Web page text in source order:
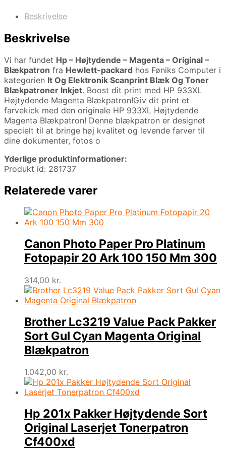
Beskrivelse
Beskrivelse
Vi har fundet Hp – Højtydende – Magenta – Original –
Blækpatron fra Hewlett-packard hos Føniks Computer i
kategorien It Og Elektronik Scanprint Blæk Og Toner
Blækpatroner Inkjet. Boost dit print med HP 933XL
Højtydende Magenta Blækpatron!Giv dit print et
farvekick med den originale HP 933XL Højtydende
Magenta Blækpatron! Denne blækpatron er designet
specielt til at bringe høj kvalitet og levende farver til
dine dokumenter, fotos o
Yderlige produktinformationer:
Produkt id: 281737
Relaterede varer
Canon Photo Paper Pro Platinum
Fotopapir 20 Ark 100 150 Mm 300
314,00 kr.
Brother Lc3219 Value Pack Pakker
Sort Gul Cyan Magenta Original
Blækpatron
1.042,00 kr.
Hp 201x Pakker Højtydende Sort
Original Laserjet Tonerpatron
Cf400xd